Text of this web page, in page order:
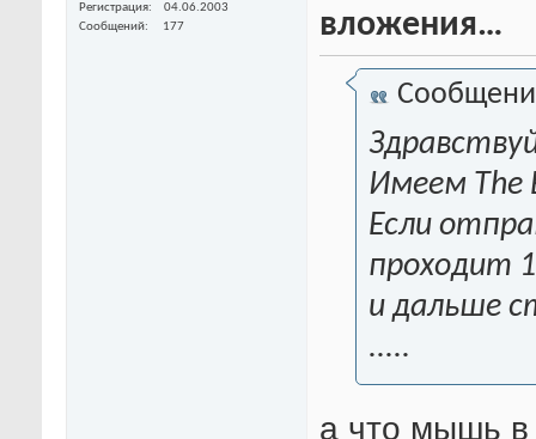
Регистрация
04.06.2003
Сообщений
177
вложения…
Имеем The
Если
проходит
и дальше
.....
а что мышь в